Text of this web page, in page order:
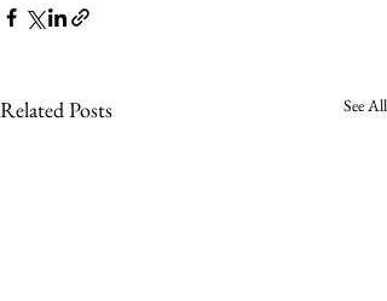
Related Posts See All